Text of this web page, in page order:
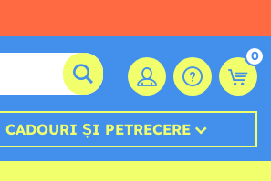
0
CADOURI ȘI PETRECERE